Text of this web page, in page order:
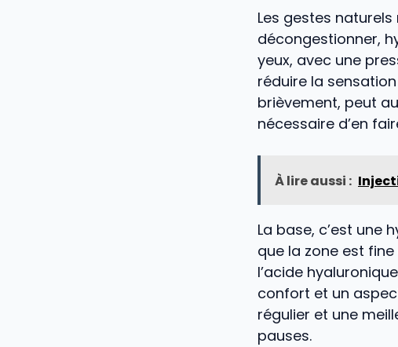
Les gestes
décongestionner,
yeux, avec une
réduire la
brièvement, peut
nécessaire d’en
À lire aussi :
La base, c’est
que la zone est
l’acide
confort et un
régulier et une
pauses.